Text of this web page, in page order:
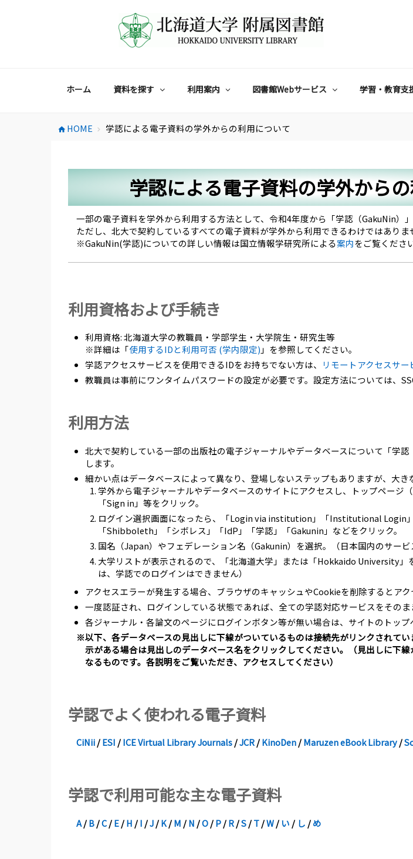
ホーム 資料を探す 利用案内 図書館Webサービス 学習・教育支
home HOME chevron_right 学認による電子資料の学外からの利用について
学認による電子資料の学外から
一部の電子資料を学外から利用する方法として、令和4年度から「学認（GakuNin）
ただし、北大で契約しているすべての電子資料が学外から利用できるわけではありま
※GakuNin(学認)についての詳しい情報は国立情報学研究所による案内をご覧ください
利用資格および手続き
利用資格: 北海道大学の教職員・学部学生・大学院生・研究生等
※詳細は「使用するIDと利用可否 (学内限定) 」を参照してください。
学認アクセスサービスを使用できるIDをお持ちでない方は、
リモートアクセスサー
教職員は事前にワンタイムパスワードの設定が必要です。設定方法については、
利用方法
北大で契約している一部の出版社の電子ジャーナルやデータベースについて「学
します。
細かい点はデータベースによって異なり、登場しないステップもありますが、大き
学外から電子ジャーナルやデータベースのサイトにアクセスし、トップページ
「Sign in」等をクリック。
ログイン選択画面になったら、「Login via institution」「Institutional Login」
「Shibboleth」「シボレス」「IdP」「学認」「Gakunin」などをクリック。
国名（Japan）やフェデレーション名（Gakunin）を選択。（日本国内のサービ
大学リストが表示されるので、「北海道大学」または「Hokkaido University」
は、学認でのログインはできません）
アクセスエラーが発生する場合、ブラウザのキャッシュやCookieを削除するとアク
一度認証され、ログインしている状態であれば、全ての学認対応サービスをそのま
各ジャーナル・各論文のページにログインボタン等が無い場合は、サイトのトップ
※以下、各データベースの見出しに下線がついているものは接続先がリンクされて
示がある場合は見出しのデータベース名をクリックしてください。（見出しに下
なるものです。各説明をご覧いただき、アクセスしてください）
学認でよく使われる電子資料
CiNii/ESI /ICE Virtual Library Journals/JCR/KinoDen/Maruzen eBook Library/
学認で利用可能な主な電子資料
A/B/C/E/H /I /J/K/M /N /O/P/R/S/T/W/い / し /め